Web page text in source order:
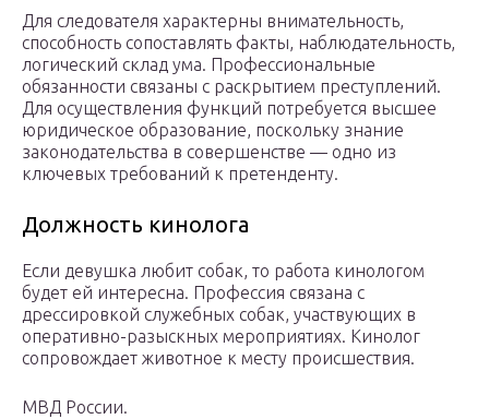
Для следователя характерны внимательность,
способность сопоставлять факты, наблюдательность,
логический склад ума. Профессиональные
обязанности связаны с раскрытием преступлений.
Для осуществления функций потребуется высшее
юридическое образование, поскольку знание
законодательства в совершенстве — одно из
ключевых требований к претенденту.
Должность кинолога
Если девушка любит собак, то работа кинологом
будет ей интересна. Профессия связана с
дрессировкой служебных собак, участвующих в
оперативно-разыскных мероприятиях. Кинолог
сопровождает животное к месту происшествия.
МВД России.